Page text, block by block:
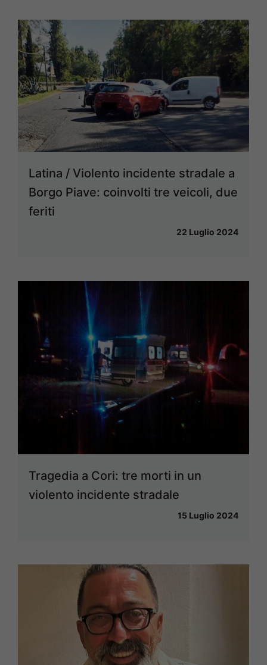
Latina / Violento incidente stradale a
Borgo Piave: coinvolti tre veicoli, due
feriti
22 Luglio 2024
Tragedia a Cori: tre morti in un
violento incidente stradale
15 Luglio 2024